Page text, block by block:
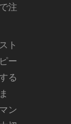
注
ト
ー
る
ン